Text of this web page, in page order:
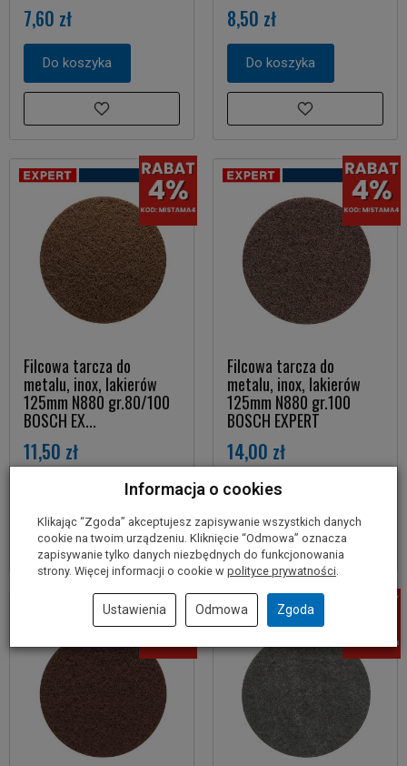
7,60 zł
Do koszyka
8,50 zł
Do koszyka
Filcowa tarcza do
metalu, inox, lakierów
125mm N880 gr.80/100
BOSCH EX...
11,50 zł
Filcowa tarcza do
metalu, inox, lakierów
125mm N880 gr.100
BOSCH EXPERT
14,00 zł
Do koszyka
Informacja o cookies
Klikając “Zgoda” akceptujesz zapisywanie wszystkich danych
cookie na twoim urządzeniu. Kliknięcie “Odmowa” oznacza
zapisywanie tylko danych niezbędnych do funkcjonowania
strony. Więcej informacji o cookie w polityce prywatności
Ustawienia Odmowa Zgoda